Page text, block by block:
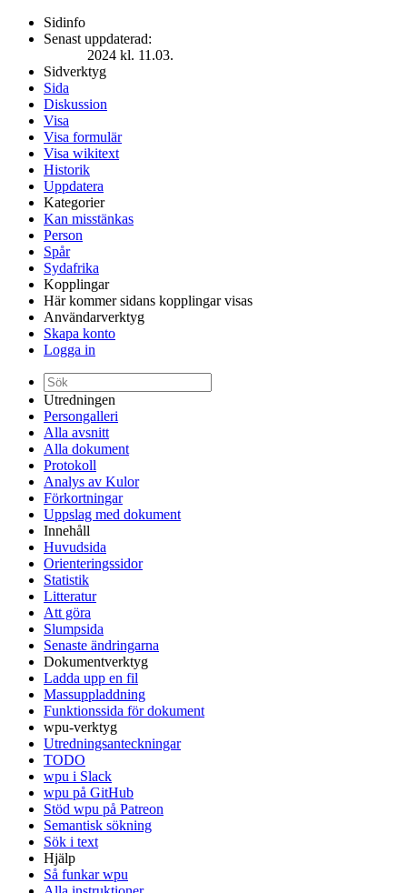
Sidinfo
Senast uppdaterad:
2024 kl. 11.03.
Sidverktyg
Sida
Diskussion
Visa
Visa formulär
Visa wikitext
Historik
Uppdatera
Kategorier
Kan misstänkas
Person
Spår
Sydafrika
Kopplingar
Här kommer sidans kopplingar visas
Användarverktyg
Skapa konto
Logga in
Utredningen
Persongalleri
Alla avsnitt
Alla dokument
Protokoll
Analys av Kulor
Förkortningar
Uppslag med dokument
Innehåll
Huvudsida
Orienteringssidor
Statistik
Litteratur
Att göra
Slumpsida
Senaste ändringarna
Dokumentverktyg
Ladda upp en fil
Massuppladdning
Funktionssida för dokument
wpu-verktyg
Utredningsanteckningar
TODO
wpu i Slack
wpu på GitHub
Stöd wpu på Patreon
Semantisk sökning
Sök i text
Hjälp
Så funkar wpu